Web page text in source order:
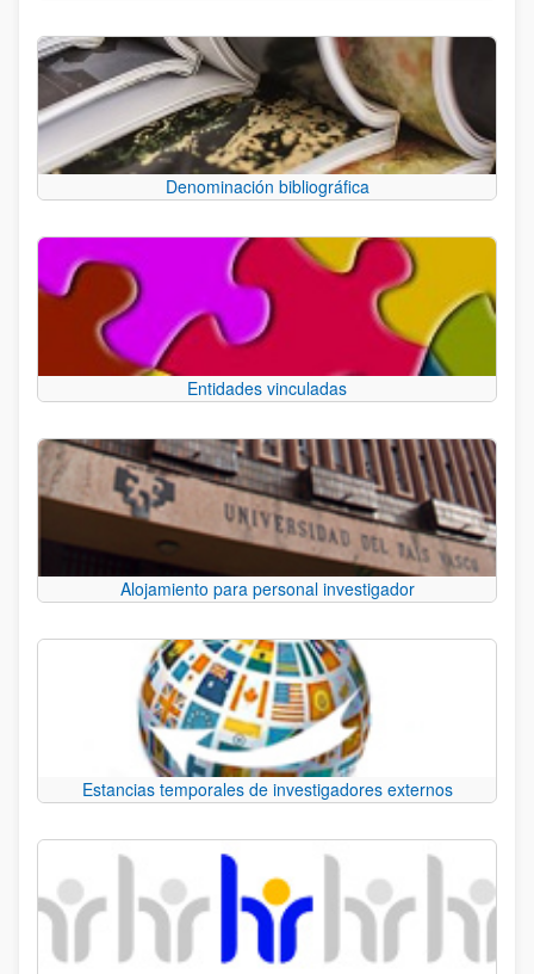
Denominación bibliográfica
Entidades vinculadas
Alojamiento para personal investigador
Estancias temporales de investigadores externos